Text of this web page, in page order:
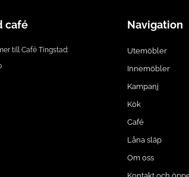
café
till Café Tingstad:
Navigation
Utemöbler
Innemöbler
Kampanj
Kök
Café
Låna släp
Om oss